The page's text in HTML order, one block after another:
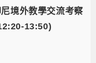
境外教學交流考察
13:50)